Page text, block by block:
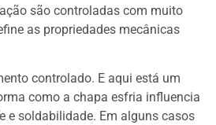
são controladas com muito
as propriedades mecânicas
controlado. E aqui está um
como a chapa esfria influencia
e soldabilidade. Em alguns casos